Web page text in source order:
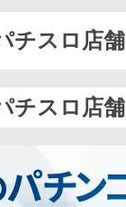
チスロ店
チスロ店